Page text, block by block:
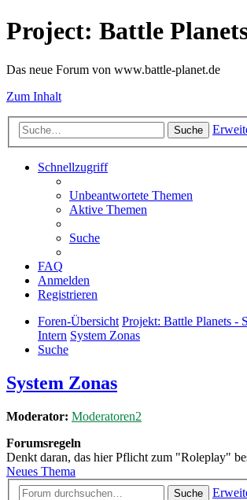
Project: Battle
Das neue Forum von www.battle-planet.de
Zum Inhalt
Suche
Schnellzugriff
Unbeantwortete Themen
Aktive Themen
Suche
FAQ
Anmelden
Registrieren
Foren-Übersicht Projekt: Battle Planets -
Intern System Zonas
Suche
System Zonas
Moderator: Moderatoren2
Forumsregeln
Denkt daran, das hier Pflicht zum "Roleplay"
Neues Thema
Suche